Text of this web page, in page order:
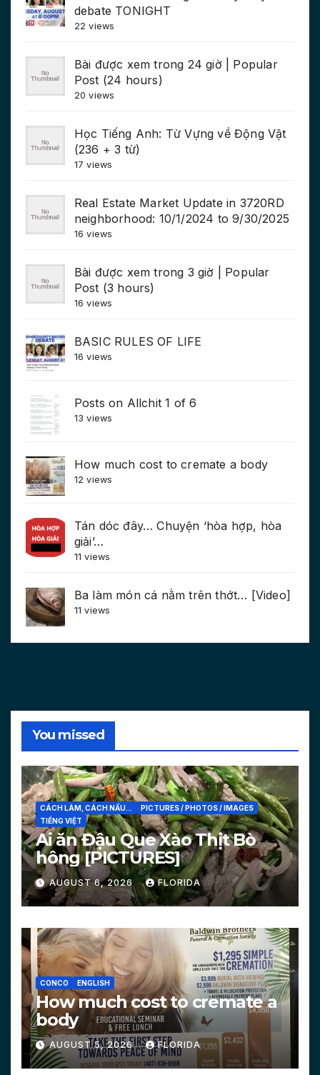
debate TONIGHT
22 views
Bài được xem trong 24 giờ | Popular
Post (24 hours)
20 views
Học Tiếng Anh: Từ Vựng về Động Vật
(236 + 3 từ)
17 views
Real Estate Market Update in 3720RD
neighborhood: 10/1/2024 to 9/30/2025
16 views
Bài được xem trong 3 giờ | Popular
Post (3 hours)
16 views
BASIC RULES OF LIFE
16 views
Posts on Allchit 1 of 6
13 views
How much cost to cremate a body
12 views
Tán dóc đây… Chuyện ‘hòa hợp, hòa
giải’…
11 views
Ba làm món cá nằm trên thớt… [Video]
11 views
You missed
CÁCH LÀM, CÁCH NẤU...
PICTURES / PHOTOS / IMAGES
TIẾNG VIỆT
Ai ăn Đậu Que Xào Thịt Bò
hông [PICTURES]
AUGUST 6, 2026 FLORIDA
CONCO ENGLISH
How much cost to cremate a
body
AUGUST 5, 2026 FLORIDA